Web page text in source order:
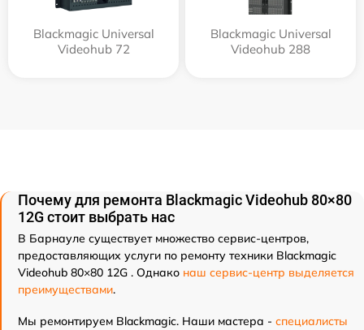
Blackmagic Universal
Videohub 72
Blackmagic Universal
Videohub 288
Почему для ремонта Blackmagic Videohub 80×80
12G стоит выбрать нас
В Барнауле существует множество сервис-центров,
предоставляющих услуги по ремонту техники Blackmagic
Videohub 80×80 12G . Однако наш сервис-центр выделяется
преимуществами.
Мы ремонтируем Blackmagic. Наши мастера - специалисты